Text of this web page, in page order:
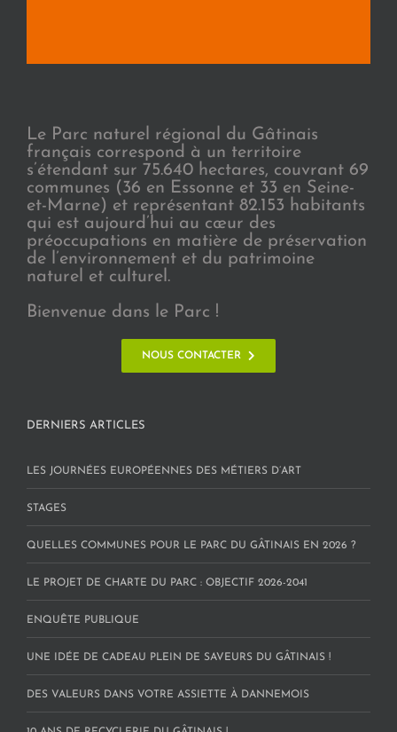
Le Parc naturel régional du Gâtinais
français correspond à un territoire
s’étendant sur 75.640 hectares, couvrant 69
communes (36 en Essonne et 33 en Seine-
et-Marne) et représentant 82.153 habitants
qui est aujourd’hui au cœur des
préoccupations en matière de préservation
de l’environnement et du patrimoine
naturel et culturel.
Bienvenue dans le Parc !
NOUS CONTACTER
DERNIERS ARTICLES
LES JOURNÉES EUROPÉENNES DES MÉTIERS D’ART
STAGES
QUELLES COMMUNES POUR LE PARC DU GÂTINAIS EN 2026 ?
LE PROJET DE CHARTE DU PARC : OBJECTIF 2026-2041
ENQUÊTE PUBLIQUE
UNE IDÉE DE CADEAU PLEIN DE SAVEURS DU GÂTINAIS !
DES VALEURS DANS VOTRE ASSIETTE À DANNEMOIS